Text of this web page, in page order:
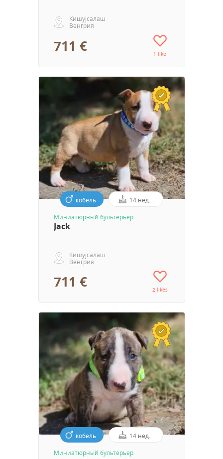
Кишујсалаш
Венгрия
711 € 1 like
кобель 14 нед.
Миниатюрный бультерьер
Jack
Кишујсалаш
Венгрия
711 € 2 likes
кобель 14 нед.
Миниатюрный бультерьер